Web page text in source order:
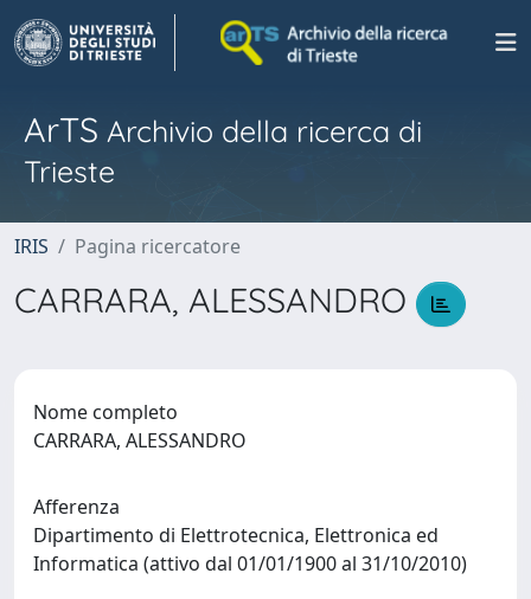
ArTS Archivio della ricerca di
Trieste
IRIS Pagina ricercatore
CARRARA, ALESSANDRO
Nome completo
CARRARA, ALESSANDRO
Afferenza
Dipartimento di Elettrotecnica, Elettronica ed
Informatica (attivo dal 01/01/1900 al 31/10/2010)